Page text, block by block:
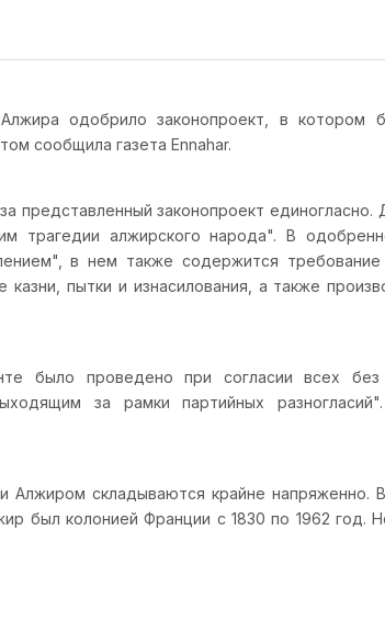
одобрило законопроект, в котором
сообщила газета Ennahar.
представленный законопроект
трагедии алжирского народа". В
в нем также содержится
казни, пытки и изнасилования, а также
было проведено при согласии всех
за рамки партийных
складываются крайне напряженно.
был колонией Франции с 1830 по 1962 год.